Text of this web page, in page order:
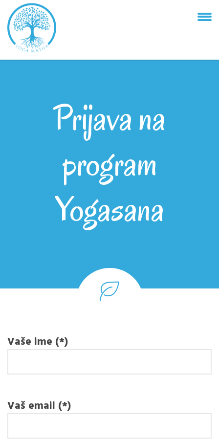
Prijava na
program
Yogasana
Vaše ime (*)
Vaš email (*)